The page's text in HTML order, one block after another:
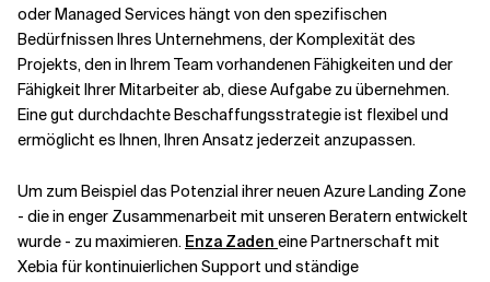
oder Managed Services hängt von den spezifischen
Bedürfnissen Ihres Unternehmens, der Komplexität des
Projekts, den in Ihrem Team vorhandenen Fähigkeiten und der
Fähigkeit Ihrer Mitarbeiter ab, diese Aufgabe zu übernehmen.
Eine gut durchdachte Beschaffungsstrategie ist flexibel und
ermöglicht es Ihnen, Ihren Ansatz jederzeit anzupassen.
Um zum Beispiel das Potenzial ihrer neuen Azure Landing Zone
- die in enger Zusammenarbeit mit unseren Beratern entwickelt
wurde - zu maximieren. Enza Zaden eine Partnerschaft mit
Xebia für kontinuierlichen Support und ständige